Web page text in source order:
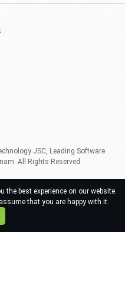
JSC, Leading Software
All Rights Reserved.
the best experience on our website.
that you are happy with it.